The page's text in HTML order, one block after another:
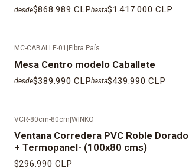
desde$868.989 CLPhasta$1.417.000 CLP
MC-CABALLE-01 Fibra País
Mesa Centro modelo Caballete
desde$389.990 CLPhasta$439.990 CLP
VCR-80cm-80cm|WINKO
Ventana Corredera PVC Roble Dorado
+ Termopanel- (100x80 cms)
$296.990 CLP